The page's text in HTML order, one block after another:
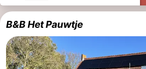
B&B Het Pauwtje